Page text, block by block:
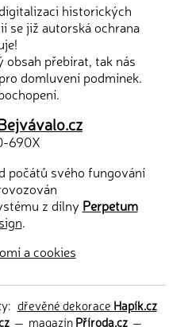
historických
se již autorská ochrana
obsah přebírat, tak nás
pro domluvení podmínek.
690X
počátů svého fungování
z dílny Perpetum
.
a cookies
dřevěné dekorace Hapík.cz
— magazínPříroda.cz —